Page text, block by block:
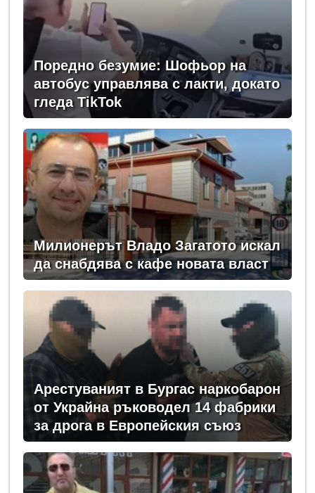
Поредно безумие: Шофьор на
автобус управлява с лакти, докато
гледа TikTok
Милионерът Владо Загатото искал
да снабдява с кафе новата власт
Арестуваният в Бургас наркобарон
от Украйна ръководел 14 фабрики
за дрога в Европейския съюз